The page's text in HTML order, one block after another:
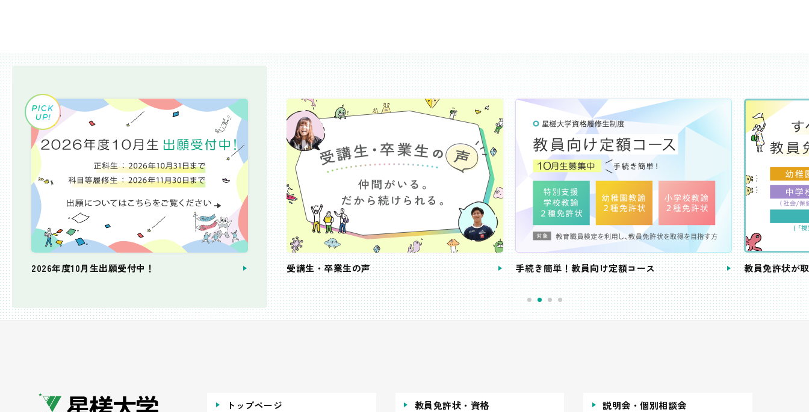
2026年度10月生出願受付中！
個別相談会 受講生・卒業生の声 手続き簡単！教員向け定額コース 教員免許状が
トップページ 教員免許状・資格 説明会・個別相談会